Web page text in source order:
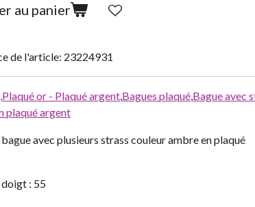
au panier
de l'article: 23224931
Plaqué or - Plaqué argent Bagues plaqué Bague avec
plaqué argent
avec plusieurs strass couleur ambre en plaqué
doigt : 55